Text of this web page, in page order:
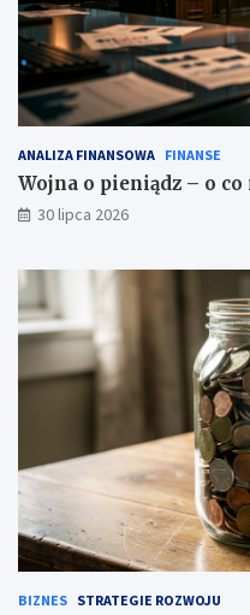
ANALIZA FINANSOWA FINANSE
Wojna o pieniądz – o co
30 lipca 2026
BIZNES STRATEGIE ROZWOJU